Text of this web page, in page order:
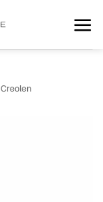
Creolen